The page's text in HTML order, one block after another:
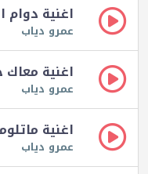
اغنية دوام
عمرو دياب
اغنية معاك
عمرو دياب
اغنية
عمرو دياب